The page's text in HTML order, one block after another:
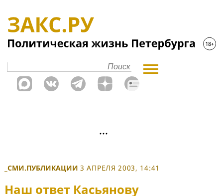
_СМИ.ПУБЛИКАЦИИ 3 АПРЕЛЯ 2003, 14:41
Наш ответ Касьянову